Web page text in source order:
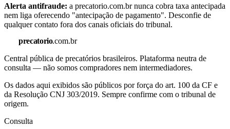
Alerta antifraude: a precatorio.com.br nunca cobra taxa antecipada
nem liga oferecendo "antecipação de pagamento". Desconfie de
qualquer contato fora dos canais oficiais do tribunal.
precatorio.com.br
Central pública de precatórios brasileiros. Plataforma neutra de
consulta — não somos compradores nem intermediadores.
Os dados aqui exibidos são públicos por força do art. 100 da CF e
da Resolução CNJ 303/2019. Sempre confirme com o tribunal de
origem.
Consulta